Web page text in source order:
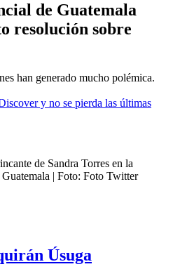
de Guatemala
resolución sobre
han generado mucho polémica.
y no se pierda las últimas
de Sandra Torres en la
| Foto: Foto Twitter
Úsuga